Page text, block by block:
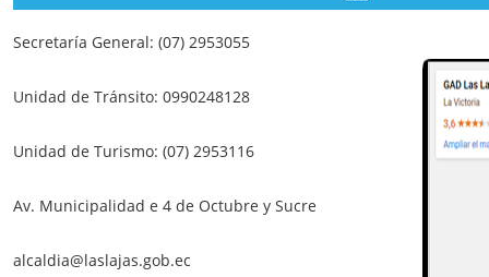
Secretaría General: (07) 2953055
Unidad de Tránsito: 0990248128
Unidad de Turismo: (07) 2953116
Av. Municipalidad e 4 de Octubre y Sucre
alcaldia@laslajas.gob.ec